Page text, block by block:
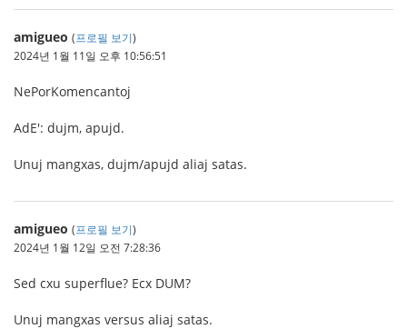
amigueo (프로필 보기)
2024년 1월 11일 오후 10:56:51
NePorKomencantoj
AdE': dujm, apujd.
Unuj mangxas, dujm/apujd aliaj satas.
amigueo (프로필 보기)
2024년 1월 12일 오전 7:28:36
Sed cxu superflue? Ecx DUM?
Unuj mangxas versus aliaj satas.